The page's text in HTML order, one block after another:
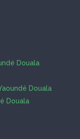
Douala
Douala
Douala